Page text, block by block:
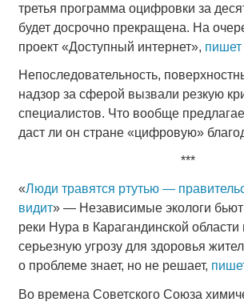
третья программа оцифровки за
будет досрочно прекращена. На
проект «Доступный интернет», пишет
Непоследовательность,
надзор за сферой вызвали резкую
специалистов. Что вообще
даст ли он стране «цифровую»
***
«Люди травятся ртутью —
видит» — Независимые экологи бьют
реки Нура в Карагандинской области
серьезную угрозу для здоровья
о проблеме знает, но не решает,
Во времена Советского Союза